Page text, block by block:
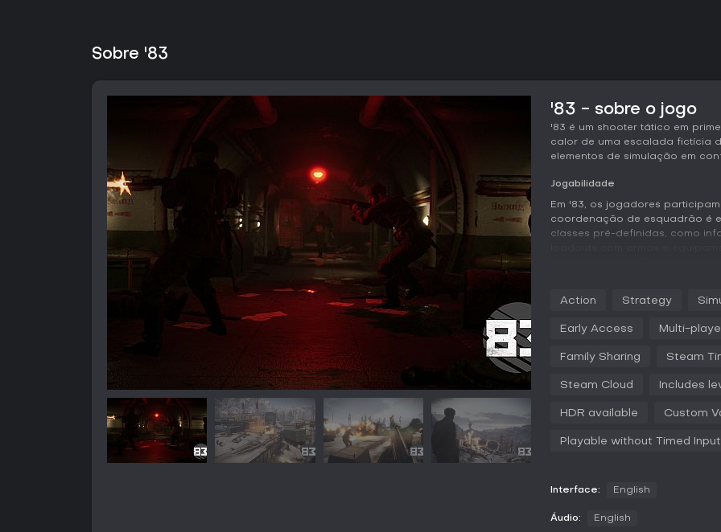
Sobre '83
'83 - sobre o jogo
'83 é um shooter tático em
calor de uma escalada fictícia
elementos de simulação em
Jogabilidade
Em '83, os jogadores
coordenação de esquadrão é
classes pré-definidas, como
complicações excessivas.
As partidas se desenrolam em
design focado em objetivos
letal, mas os respawns
esquadrões rumo à vitória.
forças da OTAN às do Pacto
Essas partidas destacam o
modos adicionais confirmados
Action Strategy
Early Access Multi-
Family Sharing Steam
Steam Cloud Includes
HDR available Custom
Playable without Timed Input
Interface: English
Áudio: English